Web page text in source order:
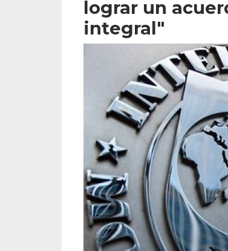
lograr un
integral"